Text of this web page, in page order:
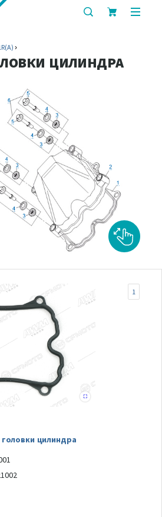
показать
поиска
ЦИЛИНДРА
цилиндра
1